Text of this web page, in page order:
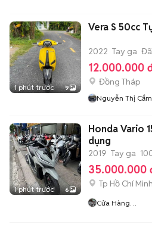
1 phút trước 9
Vera S 50cc
2022 Tay ga
12.000.000
Đồng Tháp
Nguyễn Thị
1 phút trước 6
Honda Vario
dụng
2019 Tay ga
35.000.000
Tp Hồ Chí Minh
Cửa Hàng